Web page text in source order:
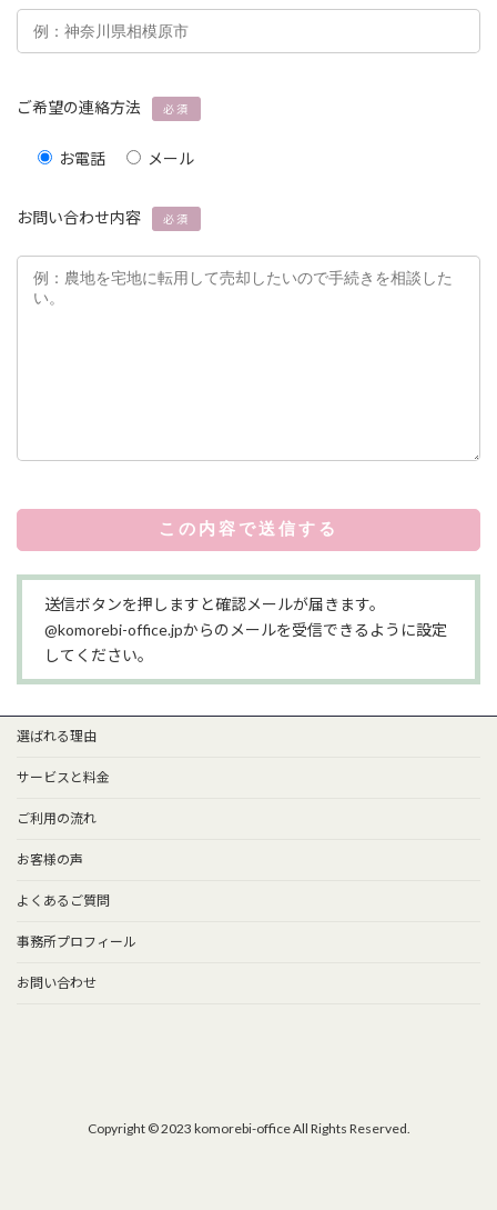
ご希望の連絡方法 必須
お電話 メール
お問い合わせ内容 必須
送信ボタンを押しますと確認メールが届きます。
@komorebi-office.jpからのメールを受信できるように設定
してください。
選ばれる理由
サービスと料金
ご利用の流れ
お客様の声
よくあるご質問
事務所プロフィール
お問い合わせ
Copyright © 2023 komorebi-office All Rights Reserved.